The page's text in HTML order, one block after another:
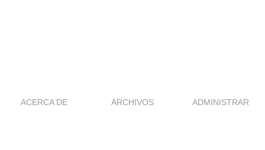
ACERCA DE ARCHIVOS ADMINISTRAR